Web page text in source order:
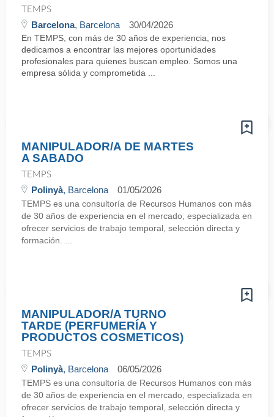
TEMPS
Barcelona, Barcelona 30/04/2026
En TEMPS, con más de 30 años de experiencia, nos
dedicamos a encontrar las mejores oportunidades
profesionales para quienes buscan empleo. Somos una
empresa sólida y comprometida ...
MANIPULADOR/A DE MARTES
A SABADO
TEMPS
Polinyà, Barcelona 01/05/2026
TEMPS es una consultoría de Recursos Humanos con más
de 30 años de experiencia en el mercado, especializada en
ofrecer servicios de trabajo temporal, selección directa y
formación. ...
MANIPULADOR/A TURNO
TARDE (PERFUMERÍA Y
PRODUCTOS COSMETICOS)
TEMPS
Polinyà, Barcelona 06/05/2026
TEMPS es una consultoría de Recursos Humanos con más
de 30 años de experiencia en el mercado, especializada en
ofrecer servicios de trabajo temporal, selección directa y